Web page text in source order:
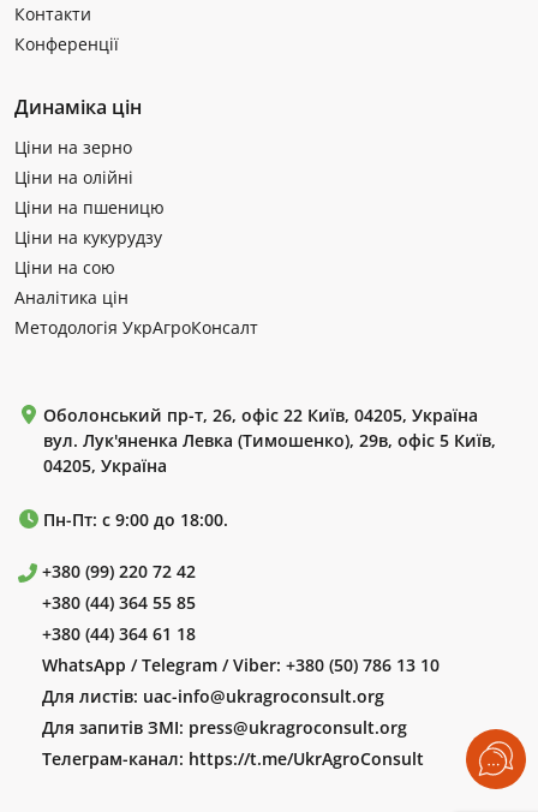
Контакти
Конференції
Динаміка цін
Ціни на зерно
Ціни на олійні
Ціни на пшеницю
Ціни на кукурудзу
Ціни на сою
Аналітика цін
Методологія УкрАгроКонсалт
Оболонський пр-т, 26, офіс 22 Київ, 04205, Україна
вул. Лук'яненка Левка (Тимошенко), 29в, офіс 5 Київ,
04205, Україна
Пн-Пт: с 9:00 до 18:00.
+380 (99) 220 72 42
+380 (44) 364 55 85
+380 (44) 364 61 18
WhatsApp / Telegram / Viber: +380 (50) 786 13 10
Для листів: uac-info@ukragroconsult.org
Для запитів ЗМІ: press@ukragroconsult.org
Телеграм-канал: https://t.me/UkrAgroConsult